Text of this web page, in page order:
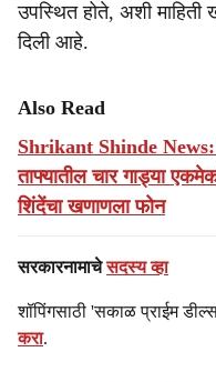
उपस्थित होते, अशी माहिती
दिली आहे.
Also Read
Shrikant Shinde News:
ताफ्यातील चार गाड्या
शिंदेंचा खणाणला फोन
सरकारनामाचेसदस्य व्हा
शॉपिंगसाठी 'सकाळ प्राईम
करा.